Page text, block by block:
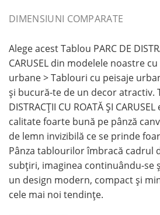
DIMENSIUNI COMPARATE
Alege acest Tablou PARC DE
CARUSEL din modelele noastre
urbane > Tablouri cu peisaje
și bucură-te de un decor atractiv.
DISTRACȚII CU ROATĂ ȘI
calitate foarte bună pe pânză
de lemn invizibilă ce se prinde
Pânza tablourilor îmbracă cadrul
subțiri, imaginea continuându-se
un design modern, compact și
cele mai noi tendințe.